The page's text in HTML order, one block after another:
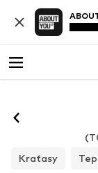
Kraťasy